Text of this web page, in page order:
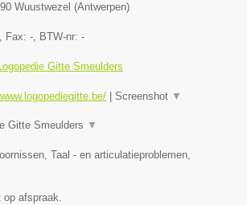
Wuustwezel (Antwerpen)
, Fax: -, BTW-nr: -
Gitte Smeulders
Screenshot ▼
Gitte Smeulders ▼
Taal - en articulatieproblemen,
op afspraak.